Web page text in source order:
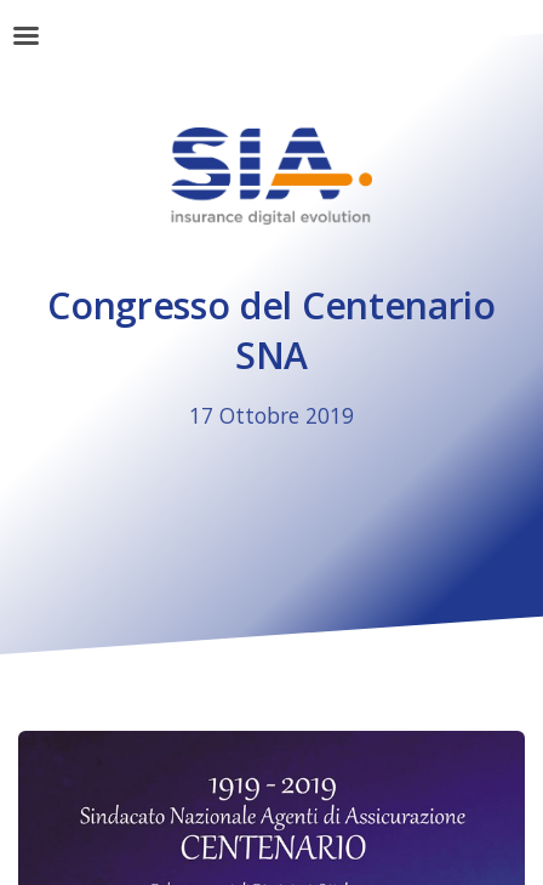
Congresso del Centenario
SNA
17 Ottobre 2019